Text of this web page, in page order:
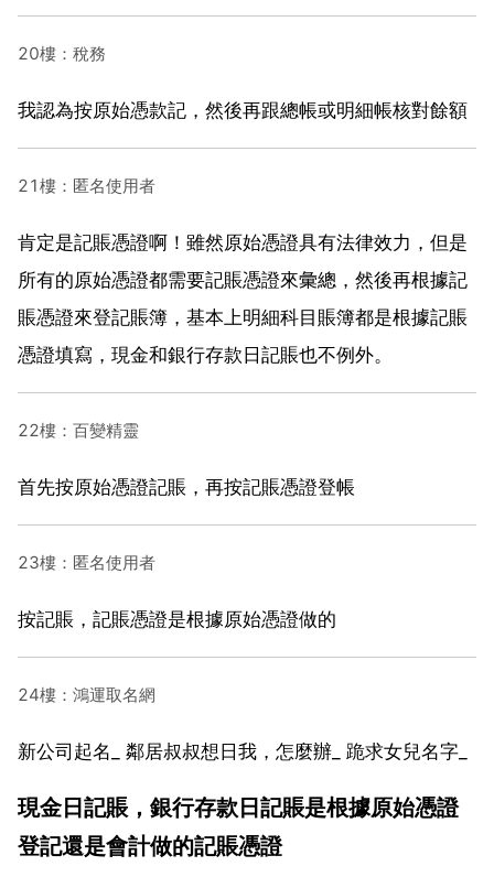
20樓：稅務
我認為按原始憑款記，然後再跟總帳或明細帳核對餘額
21樓：匿名使用者
肯定是記賬憑證啊！雖然原始憑證具有法律效力，但是
所有的原始憑證都需要記賬憑證來彙總，然後再根據記
賬憑證來登記賬簿，基本上明細科目賬簿都是根據記賬
憑證填寫，現金和銀行存款日記賬也不例外。
22樓：百變精靈
首先按原始憑證記賬，再按記賬憑證登帳
23樓：匿名使用者
按記賬，記賬憑證是根據原始憑證做的
24樓：鴻運取名網
新公司起名_ 鄰居叔叔想日我，怎麼辦_ 跪求女兒名字_
現金日記賬，銀行存款日記賬是根據原始憑證
登記還是會計做的記賬憑證